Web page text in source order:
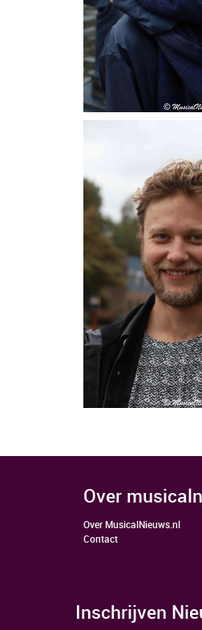
over
Over MusicalNieuws.nl
Contact
Inschrijven